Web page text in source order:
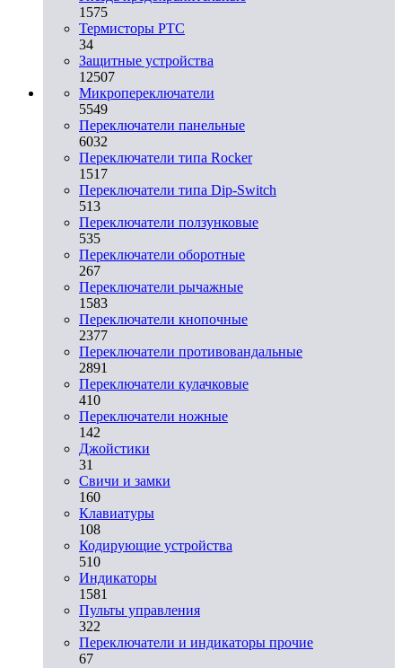
1575
Термисторы PTC
34
Защитные устройства
12507
Микропереключатели
5549
Переключатели панельные
6032
Переключатели типа Rocker
1517
Переключатели типа Dip-Switch
513
Переключатели ползунковые
535
Переключатели оборотные
267
Переключатели рычажные
1583
Переключатели кнопочные
2377
Переключатели противовандальные
2891
Переключатели кулачковые
410
Переключатели ножные
142
Джойстики
31
Свичи и замки
160
Клавиатуры
108
Кодирующие устройства
510
Индикаторы
1581
Пульты управления
322
Переключатели и индикаторы прочие
67